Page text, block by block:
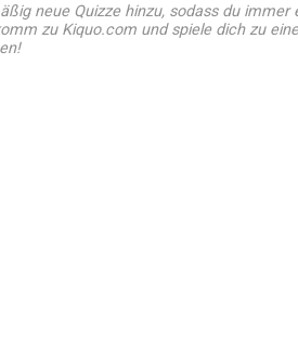
neue Quizze hinzu, sodass du immer
zu Kiquo.com und spiele dich zu